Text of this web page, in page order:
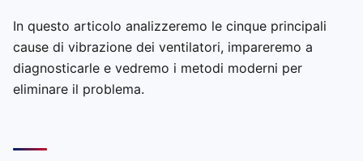
In questo articolo analizzeremo le cinque principali
cause di vibrazione dei ventilatori, impareremo a
diagnosticarle e vedremo i metodi moderni per
eliminare il problema.